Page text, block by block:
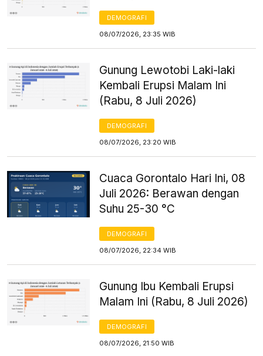
DEMOGRAFI
08/07/2026, 23:35 WIB
Gunung Lewotobi Laki-laki
Kembali Erupsi Malam Ini
(Rabu, 8 Juli 2026)
DEMOGRAFI
08/07/2026, 23:20 WIB
Cuaca Gorontalo Hari Ini, 08
Juli 2026: Berawan dengan
Suhu 25-30 °C
DEMOGRAFI
08/07/2026, 22:34 WIB
Gunung Ibu Kembali Erupsi
Malam Ini (Rabu, 8 Juli 2026)
DEMOGRAFI
08/07/2026, 21:50 WIB